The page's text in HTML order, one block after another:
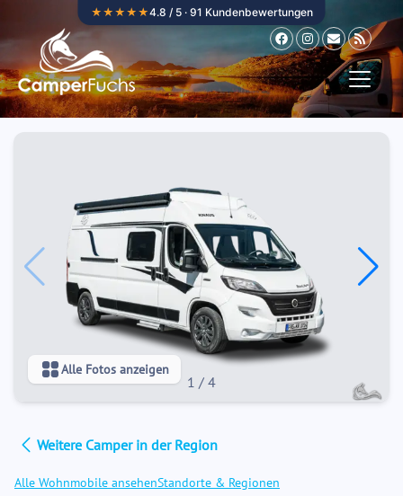
Zum Inhalt springen
1 / 4
Alle Fotos anzeigen
Weitere Camper in der Region
Alle Wohnmobile ansehenStandorte & Regionen
★★★★★4.8 / 5 · 91 Kundenbewertungen